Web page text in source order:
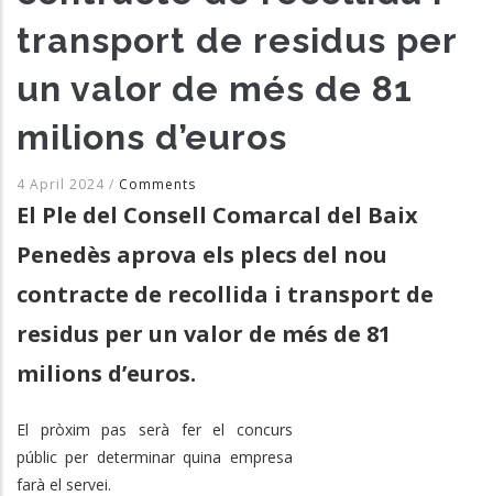
transport de residus per
un valor de més de 81
milions d’euros
4 April 2024 / Comments
El Ple del Consell Comarcal del Baix
Penedès aprova els plecs del nou
contracte de recollida i transport de
residus per un valor de més de 81
milions d’euros.
El pròxim pas serà fer el concurs
públic per determinar quina empresa
farà el servei.